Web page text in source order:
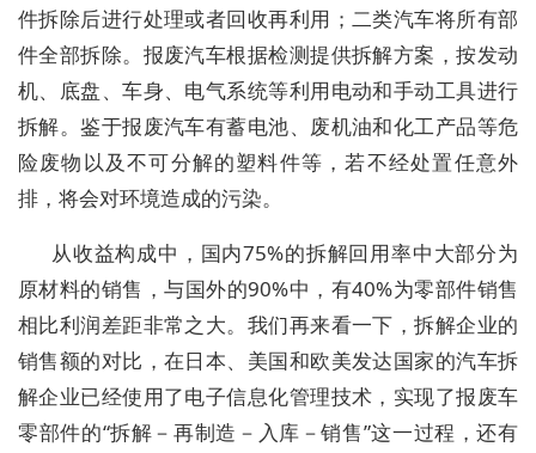
件拆除后进行处理或者回收再利用；二类汽车将所有部
件全部拆除。报废汽车根据检测提供拆解方案，按发动
机、底盘、车身、电气系统等利用电动和手动工具进行
拆解。鉴于报废汽车有蓄电池、废机油和化工产品等危
险废物以及不可分解的塑料件等，若不经处置任意外
排，将会对环境造成的污染。
从收益构成中，国内75%的拆解回用率中大部分为
原材料的销售，与国外的90%中，有40%为零部件销售
相比利润差距非常之大。我们再来看一下，拆解企业的
销售额的对比，在日本、美国和欧美发达国家的汽车拆
解企业已经使用了电子信息化管理技术，实现了报废车
零部件的“拆解－再制造－入库－销售”这一过程，还有